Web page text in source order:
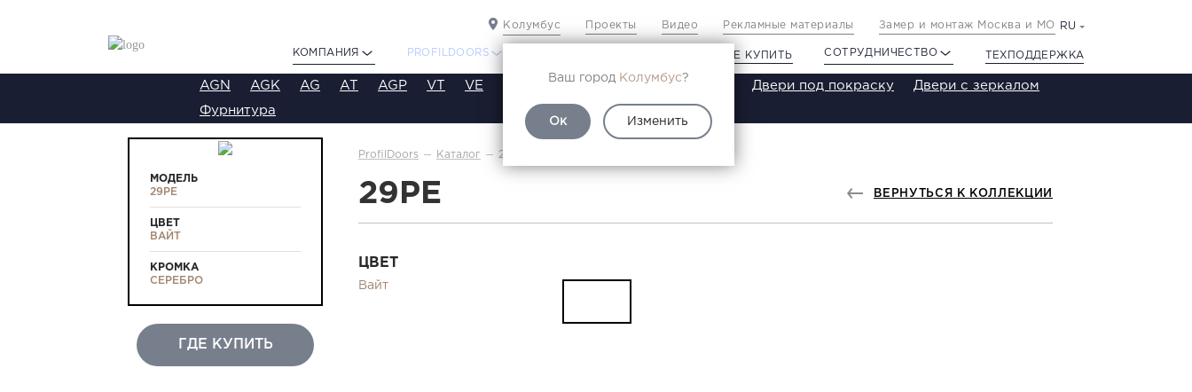
Колумбус
Ваш город Колумбус?
Ок Изменить
Проекты Видео Рекламные материалы Замер и монтаж Москва и МО RU
КОМПАНИЯ PROFILDOORS ГДЕ КУПИТЬ СОТРУДНИЧЕСТВО ТЕХПОДДЕРЖКА
AGN AGK AG AT AGP VT VE SA SE ST SW Двери под покраску Двери с зеркалом
Фурнитура
МОДЕЛЬ
29PE
ЦВЕТ
ВАЙТ
КРОМКА
СЕРЕБРО
ГДЕ КУПИТЬ
ProfilDoors Каталог 29PE
29PE ВЕРНУТЬСЯ К КОЛЛЕКЦИИ
ЦВЕТ
Вайт